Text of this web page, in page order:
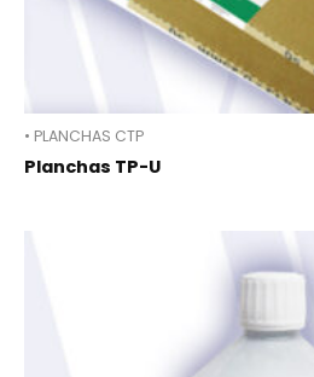
• PLANCHAS CTP
Planchas TP-U